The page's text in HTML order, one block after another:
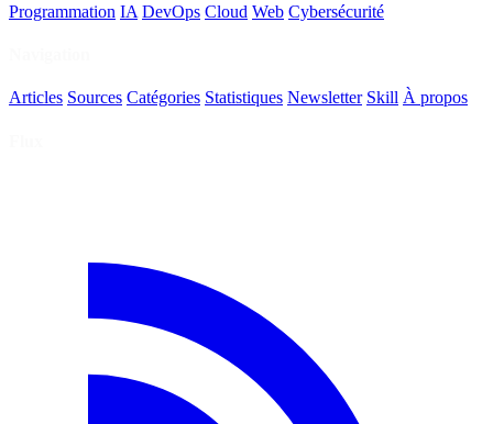
Programmation IA DevOps Cloud Web Cybersécurité
Articles Sources Catégories Statistiques Newsletter Skill À propos